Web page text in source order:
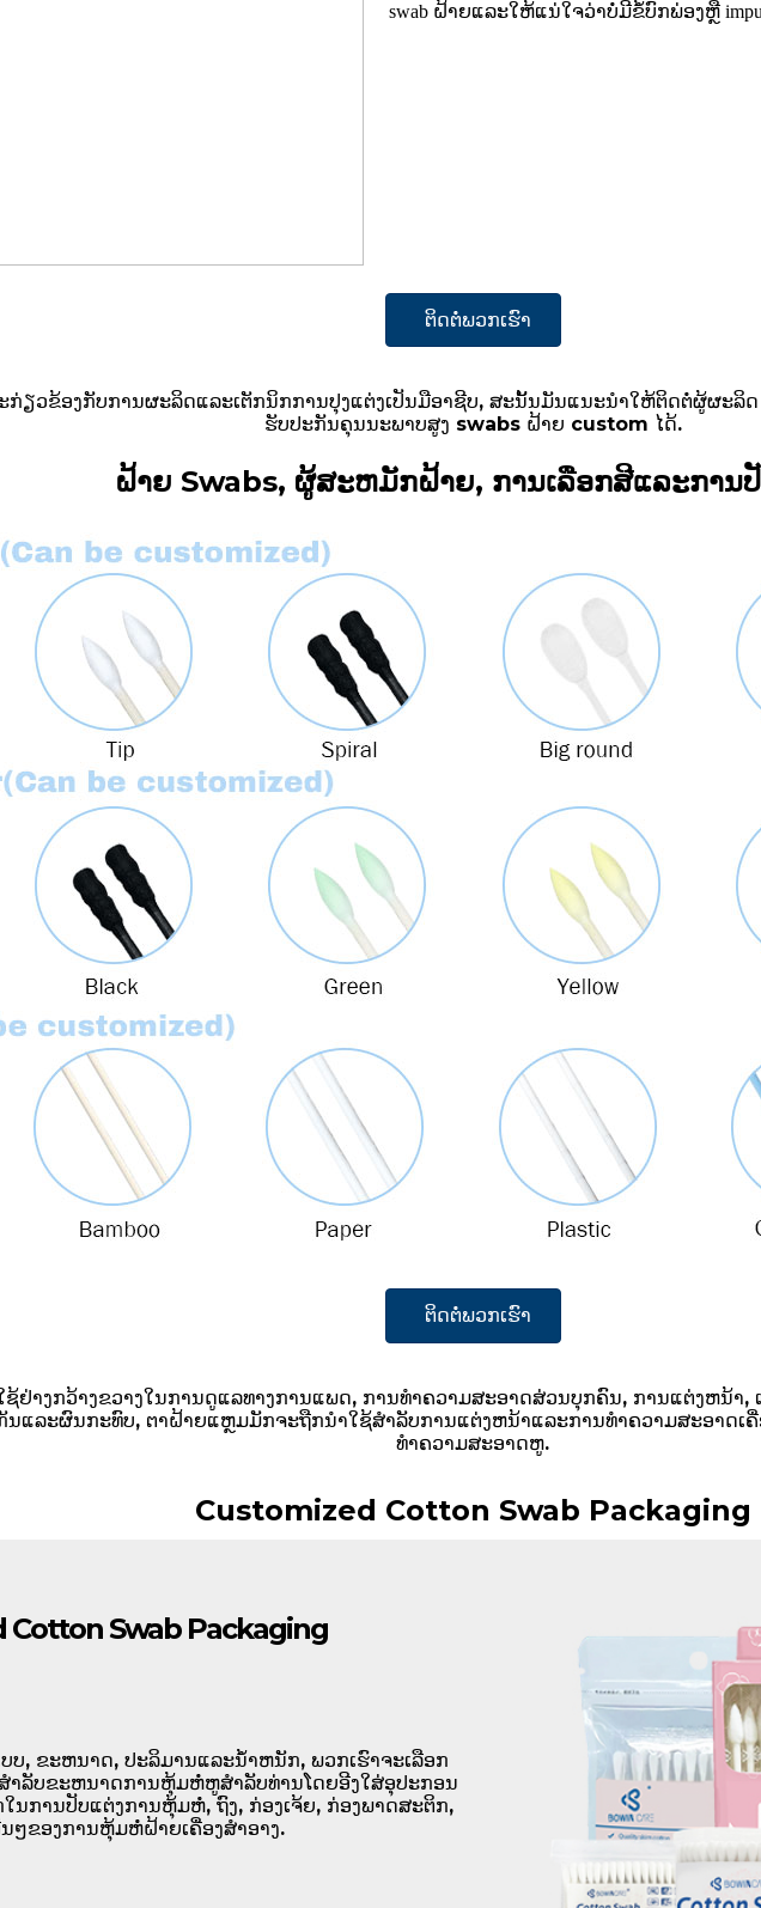
swab ຝ້າຍແລະໃຫ້ແນ່ໃຈວ່າບໍ່ມີຂໍ້ບົກພ່ອງຫຼື
ຕິດຕໍ່ພວກເຮົາ
ກ່ຽວຂ້ອງກັບການຜະລິດແລະເຕັກນິກການປຸງແຕ່ງເປັນມືອາຊີບ, ສະນັ້ນມັນແນະນໍາໃຫ້ຕິດຕໍ່ຜູ້ຜະ
ຮັບປະກັນຄຸນນະພາບສູງ swabs ຝ້າຍ custom ໄດ້.
ຝ້າຍ Swabs, ຜູ້ສະຫມັກຝ້າຍ, ການເລືອກສີແລະການ
ຕິດຕໍ່ພວກເຮົາ
ຢ່າງກວ້າງຂວາງໃນການດູແລທາງການແພດ, ການທໍາຄວາມສະອາດສ່ວນບຸກຄົນ, ການແຕ່ງຫນ້າ
ນແລະຜົນກະທົບ, ຕາຝ້າຍແຫຼມມັກຈະຖືກນໍາໃຊ້ສໍາລັບການແຕ່ງຫນ້າແລະການທໍາຄວາມສະອາດ
ທໍາຄວາມສະອາດຫູ.
Customized Cotton Swab Packaging
Cotton Swab Packaging
ບ, ຂະຫນາດ, ປະລິມານແລະນ້ໍາຫນັກ, ພວກເຮົາຈະເລືອກ
າລັບຂະຫນາດການຫຸ້ມຫໍ່ຫູສໍາລັບທ່ານໂດຍອີງໃສ່ອຸປະກອນ
ນການປັບແຕ່ງການຫຸ້ມຫໍ່, ຖົງ, ກ່ອງເຈ້ຍ, ກ່ອງພາດສະຕິກ,
ໆຂອງການຫຸ້ມຫໍ່ຝ້າຍເຄື່ອງສໍາອາງ.